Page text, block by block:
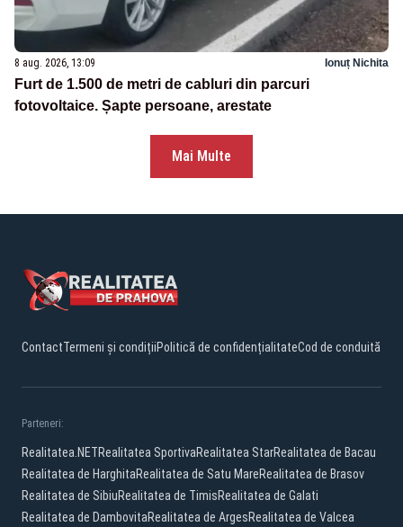
8 aug. 2026, 13:09 Ionuț Nichita
Furt de 1.500 de metri de cabluri din parcuri
fotovoltaice. Șapte persoane, arestate
Mai Multe
ContactTermeni și condițiiPolitică de confidențialitateCod de conduită
Parteneri:
Realitatea.NETRealitatea SportivaRealitatea StarRealitatea de Bacau
Realitatea de HarghitaRealitatea de Satu MareRealitatea de Brasov
Realitatea de SibiuRealitatea de TimisRealitatea de Galati
Realitatea de DambovitaRealitatea de ArgesRealitatea de Valcea